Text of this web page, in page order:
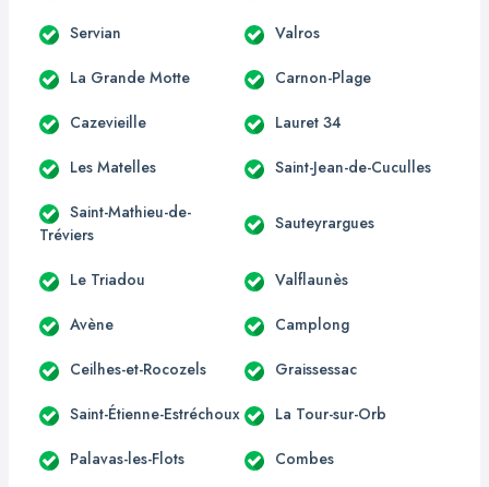
Servian Valros
La Grande Motte Carnon-Plage
Cazevieille Lauret 34
Les Matelles Saint-Jean-de-Cuculles
Saint-Mathieu-de-
Tréviers
Sauteyrargues
Le Triadou Valflaunès
Avène Camplong
Ceilhes-et-Rocozels Graissessac
Saint-Étienne-Estréchoux La Tour-sur-Orb
Palavas-les-Flots Combes